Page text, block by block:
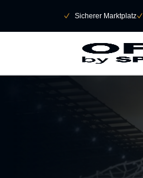
􀆅 Sicherer Marktplatz􀆅